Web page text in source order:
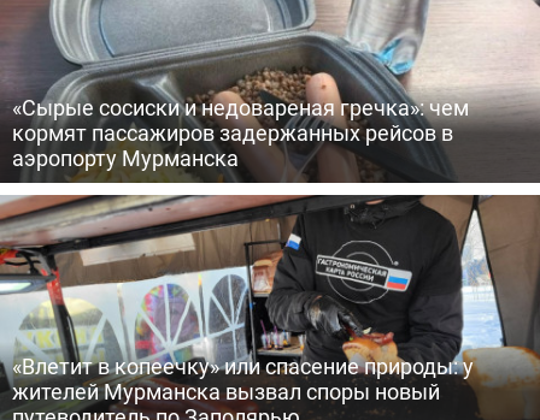
«Сырые сосиски и недовареная гречка»: чем
кормят пассажиров задержанных рейсов в
аэропорту Мурманска
«Влетит в копеечку» или спасение природы: у
жителей Мурманска вызвал споры новый